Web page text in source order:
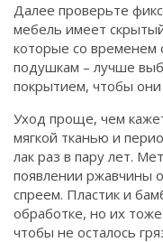
Далее проверьте
мебель имеет
которые со временем
подушкам – лучше
покрытием, чтобы
Уход проще, чем
мягкой тканью и
лак раз в пару лет.
появлении ржавчины
спреем. Пластик и
обработке, но их
чтобы не осталось